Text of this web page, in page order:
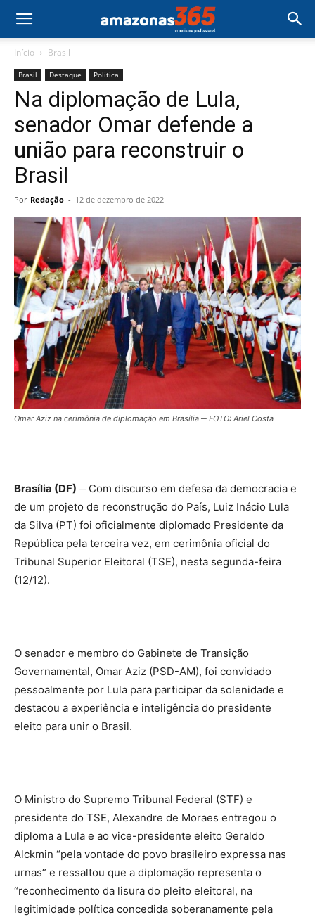
Início Brasil
Brasil Destaque Política
Na diplomação de Lula,
senador Omar defende a
união para reconstruir o
Brasil
Por Redação - 12 de dezembro de 2022
Omar Aziz na cerimônia de diplomação em Brasília ─ FOTO: Ariel Costa
Brasília (DF) ─ Com discurso em defesa da democracia e
de um projeto de reconstrução do País, Luiz Inácio Lula
da Silva (PT) foi oficialmente diplomado Presidente da
República pela terceira vez, em cerimônia oficial do
Tribunal Superior Eleitoral (TSE), nesta segunda-feira
(12/12).
O senador e membro do Gabinete de Transição
Governamental, Omar Aziz (PSD-AM), foi convidado
pessoalmente por Lula para participar da solenidade e
destacou a experiência e inteligência do presidente
eleito para unir o Brasil.
O Ministro do Supremo Tribunal Federal (STF) e
presidente do TSE, Alexandre de Moraes entregou o
diploma a Lula e ao vice-presidente eleito Geraldo
Alckmin “pela vontade do povo brasileiro expressa nas
urnas” e ressaltou que a diplomação representa o
“reconhecimento da lisura do pleito eleitoral, na
legitimidade política concedida soberanamente pela